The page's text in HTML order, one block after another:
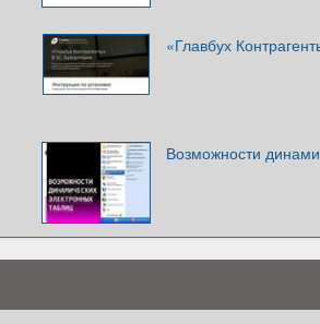
«Главбух
Возможности